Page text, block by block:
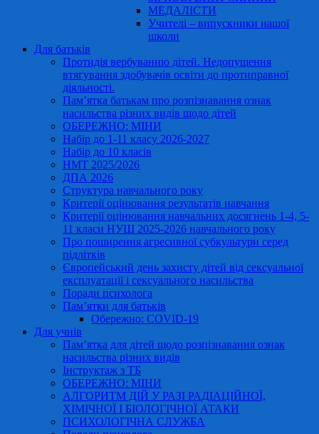
МЕДАЛІСТИ
Учителі – випускники нашої
школи
Для батьків
Протидія вербуванню дітей. Недопущення
втягування здобувачів освіти до протиправної
діяльності.
Пам’ятка батькам про розпізнавання ознак
насильства різних видів щодо дітей
ОБЕРЕЖНО: МІНИ
Набір до 1-11 класу 2026-2027
Набір до 10 класів
НМТ 2025/2026
ДПА 2026
Структура навчального року
Критерії оцінювання результатів навчання
Критерії оцінювання навчальних досягнень 1-4, 5-
11 класи НУШ 2025-2026 навчального року
Про поширення агресивної субкультури серед
підлітків
Європейський день захисту дітей від сексуальної
експлуатації і сексуального насильства
Поради психолога
Пам’ятки для батьків
Обережно: COVID-19
Для учнів
Пам’ятка для дітей щодо розпізнавання ознак
насильства різних видів
Інструктаж з ТБ
ОБЕРЕЖНО: МІНИ
АЛГОРИТМ ДІЙ У РАЗІ РАДІАЦІЙНОЇ,
ХІМІЧНОЇ І БІОЛОГІЧНОЇ АТАКИ
ПСИХОЛОГІЧНА СЛУЖБА